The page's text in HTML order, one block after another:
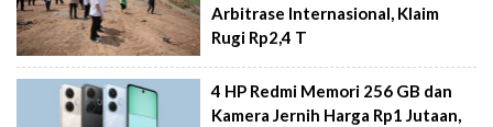
Arbitrase Internasional, Klaim
Rugi Rp2,4 T
4 HP Redmi Memori 256 GB dan
Kamera Jernih Harga Rp1 Jutaan,